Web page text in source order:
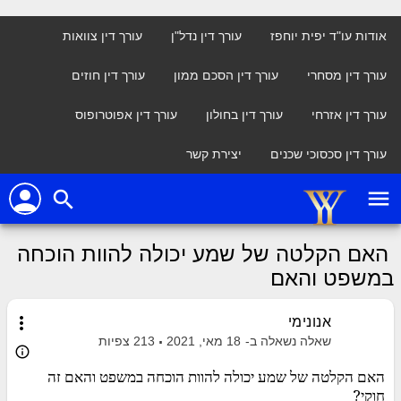
אודות עו"ד יפית יוחפז עורך דין נדל"ן עורך דין צוואות
עורך דין מסחרי עורך דין הסכם ממון עורך דין חוזים
עורך דין אזרחי עורך דין בחולון עורך דין אפוטרופוס
עורך דין סכסוכי שכנים יצירת קשר
menu
search
person
האם הקלטה של שמע יכולה להוות הוכחה
במשפט והאם
more_vert אנונימי
שאלה נשאלה ב- 18 מאי, 2021 213 צפיות
info_outline
האם הקלטה של שמע יכולה להוות הוכחה במשפט והאם זה
חוקי?